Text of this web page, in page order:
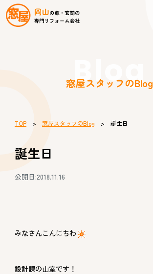
Blog
窓屋スタッフのBlog
TOP > 窓屋スタッフのBlog > 誕生日
誕生日
公開日:2018.11.16
みなさんこんにちわ
設計課の山室です！